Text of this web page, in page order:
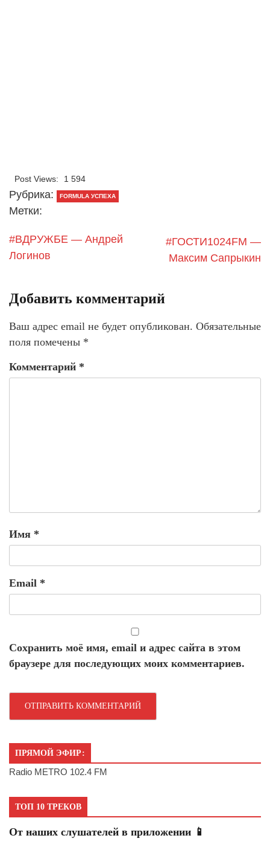
Post Views: 1 594
Рубрика: FORMULA УСПЕХА
Метки:
#ВДРУЖБЕ — Андрей
Логинов
#ГОСТИ1024FM —
Максим Сапрыкин
Добавить комментарий
Ваш адрес email не будет опубликован. Обязательные
поля помечены *
Комментарий *
Имя *
Email *
Сохранить моё имя, email и адрес сайта в этом
браузере для последующих моих комментариев.
ПРЯМОЙ ЭФИР:
Radio METRO 102.4 FM
ТОП 10 ТРЕКОВ
От наших слушателей в приложении 📱